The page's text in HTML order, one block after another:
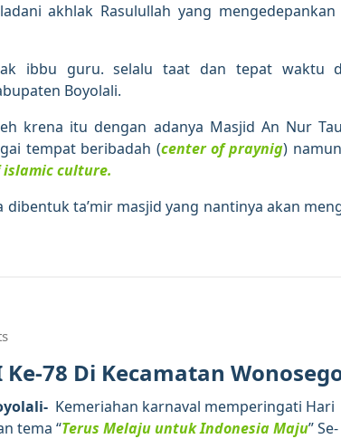
akhlak Rasulullah yang mengedepankan
ibbu guru. selalu taat dan tepat waktu
Boyolali.
krena itu dengan adanya Masjid An Nur
tempat beribadah (center of praynig)
culture.
ta’mir masjid yang nantinya akan
78 Di Kecamatan
Kemeriahan karnaval memperingati Hari
tema “Terus Melaju untuk Indonesia Maju” Se-